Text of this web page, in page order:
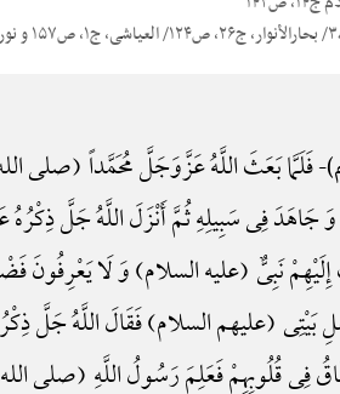
فَلَمَّا بَعَثَ اللَّهُ عَزَّوَجَلَّ مُحَمَّداً (صلی
جَاهَدَ فِی سَبِیلِهِ ثُمَّ أَنْزَلَ اللَّهُ جَلَّ
نَبِیٌّ (علیه السلام) وَ لَا یَعْرِفُونَ
بَیْتِی (علیهم السلام) فَقَالَ اللَّهُ
فِی قُلُوبِهِمْ فَعَلِمَ رَسُولُ اللَّهِ (صلی